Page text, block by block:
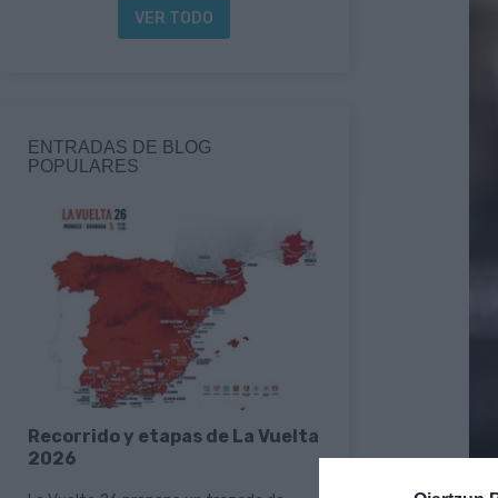
VER TODO
ENTRADAS DE BLOG
POPULARES
Recorrido y etapas de La Vuelta
2026
nueva e-MTB